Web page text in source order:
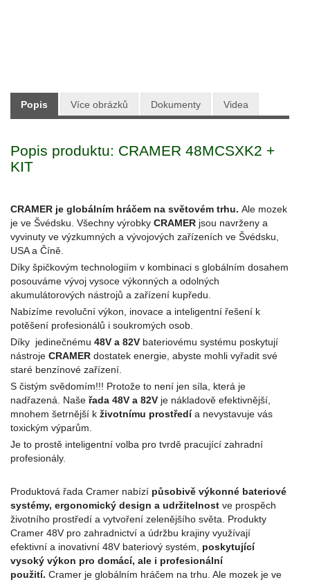
Popis Více obrázků Dokumenty Videa
Popis produktu: CRAMER 48MCSXK2 +
KIT
CRAMER je globálním hráčem na světovém trhu. Ale mozek
je ve Švédsku. Všechny výrobky CRAMER jsou navrženy a
vyvinuty ve výzkumných a vývojových zařízeních ve Švédsku,
USA a Číně.
Díky špičkovým technologiím v kombinaci s globálním dosahem
posouváme vývoj vysoce výkonných a odolných
akumulátorových nástrojů a zařízení kupředu.
Nabízíme revoluční výkon, inovace a inteligentní řešení k
potěšení profesionálů i soukromých osob.
Díky jedinečnému 48V a 82V bateriovému systému poskytují
nástroje CRAMER dostatek energie, abyste mohli vyřadit své
staré benzínové zařízení.
S čistým svědomím!!! Protože to není jen síla, která je
nadřazená. Naše řada 48V a 82V je nákladově efektivnější,
mnohem šetrnější k životnímu prostředía nevystavuje vás
toxickým výparům.
Je to prostě inteligentní volba pro tvrdě pracující zahradní
profesionály.
Produktová řada Cramer nabízí působivě výkonné bateriové
systémy, ergonomický design a udržitelnost ve prospěch
životního prostředí a vytvoření zelenějšího světa. Produkty
Cramer 48V pro zahradnictví a údržbu krajiny využívají
efektivní a inovativní 48V bateriový systém, poskytující
vysoký výkon pro domácí, ale i profesionální
použití. Cramer je globálním hráčem na trhu. Ale mozek je ve